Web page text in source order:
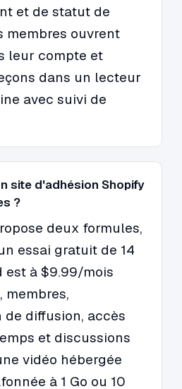
et de statut de
membres ouvrent
leur compte et
dans un lecteur
avec suivi de
site d'adhésion Shopify
?
deux formules,
essai gratuit de 14
est à $9.99/mois
membres,
de diffusion, accès
et discussions
vidéo hébergée
à 1 Go ou 10